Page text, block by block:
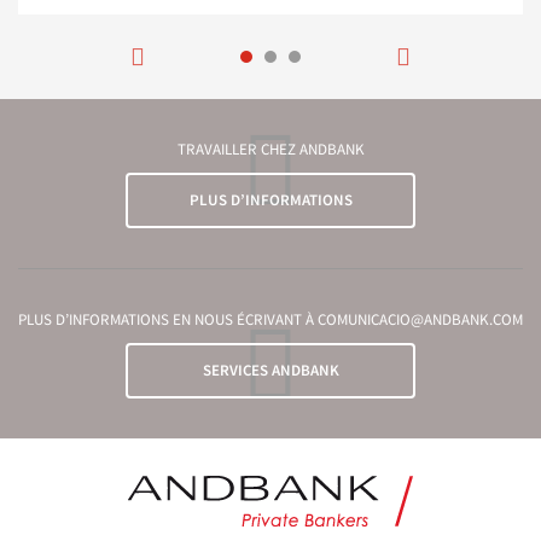
TRAVAILLER CHEZ ANDBANK
PLUS D’INFORMATIONS
PLUS D’INFORMATIONS EN NOUS ÉCRIVANT À COMUNICACIO@ANDBANK.COM
SERVICES ANDBANK